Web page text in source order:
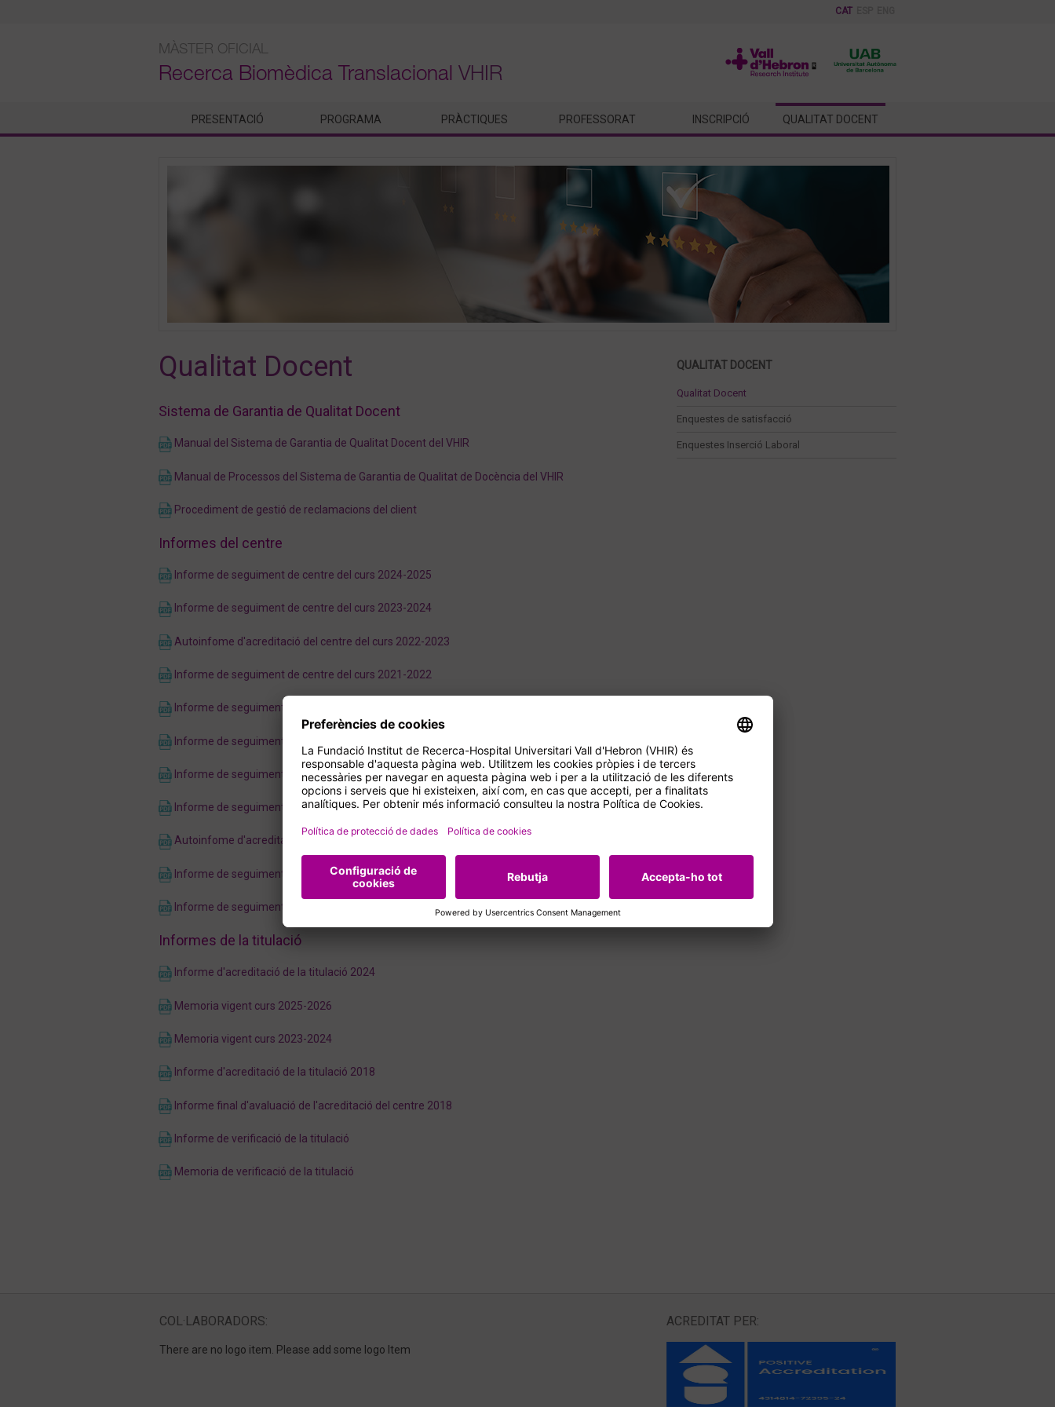
CAT
MÀSTER OFICIAL
Recerca Biomèdica Translacional VHIR
PRESENTACIÓ PROGRAMA PRÀCTIQUES PROFESSORAT INSCRIPCIÓ QUALITAT DOCENT
Qualitat Docent
Sistema de Garantia de Qualitat Docent
Manual del Sistema de Garantia de Qualitat Docent del VHIR
Manual de Processos del Sistema de Garantia de Qualitat de Docència del VHIR
Procediment de gestió de reclamacions del client
Informes del centre
Informe de seguiment de centre del curs 2024-2025
Informe de seguiment de centre del curs 2023-2024
Autoinfome d'acreditació del centre del curs 2022-2023
Informe de seguiment de centre del curs 2021-2022
Informe de seguiment de centre del curs 2020-2021
Informe de seguiment de centre del curs 2019-2020
Informe de seguiment del centre del curs 2018-2019
Informe de seguiment del centre del curs 2017-2018
Autoinfome d'acreditació del centre del curs 2016-2017
Informe de seguiment del centre del curs 2015-2016
Informe de seguiment del centre del curs 2014-2015
Informes de la titulació
Informe d'acreditació de la titulació 2024
Memoria vigent curs 2025-2026
Memoria vigent curs 2023-2024
Informe d'acreditació de la titulació 2018
Informe final d'avaluació de l'acreditació del centre 2018
Informe de verificació de la titulació
Memoria de verificació de la titulació
QUALITAT DOCENT
Qualitat Docent
Enquestes de satisfacció
Enquestes Inserció Laboral
COL·LABORADORS:
There are no logo item. Please add some logo Item
ACREDITAT PER: